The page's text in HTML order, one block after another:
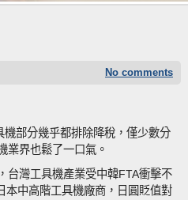
No comments
部分幾乎都排除降稅，僅少數分
業界也鬆了一口氣。
台灣工具機產業受中韓FTA衝擊不
本中高階工具機廠商，日圓貶值對